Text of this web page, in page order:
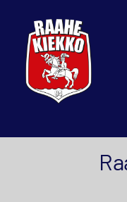
content
Joukkueet